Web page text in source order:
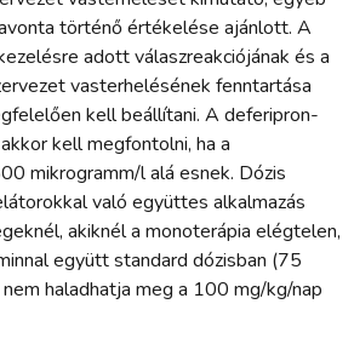
történő értékelése ajánlott. A
adott válaszreakciójának és a
vasterhelésének fenntartása
kell beállítani. A deferipron-
kell megfontolni, ha a
mikrogramm/l alá esnek. Dózis
való együttes alkalmazás
akiknél a monoterápia elégtelen,
együtt standard dózisban (75
haladhatja meg a 100 mg/kg/nap